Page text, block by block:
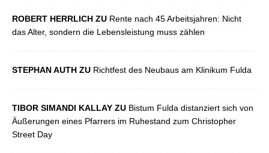
ROBERT HERRLICH ZU Rente nach 45 Arbeitsjahren: Nicht
das Alter, sondern die Lebensleistung muss zählen
STEPHAN AUTH ZU Richtfest des Neubaus am Klinikum Fulda
TIBOR SIMANDI KALLAY ZU Bistum Fulda distanziert sich von
Äußerungen eines Pfarrers im Ruhestand zum Christopher
Street Day